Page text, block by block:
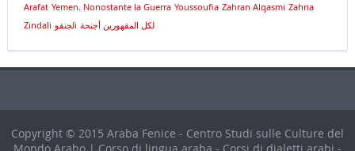
Arafat Yemen. Nonostante la Guerra Youssoufia Zahran Alqasmi Zahria
Zindali
لجنقوi لكل المقهورين أجنحة
Copyright © 2015 Araba Fenice - Centro Studi sulle Culture del